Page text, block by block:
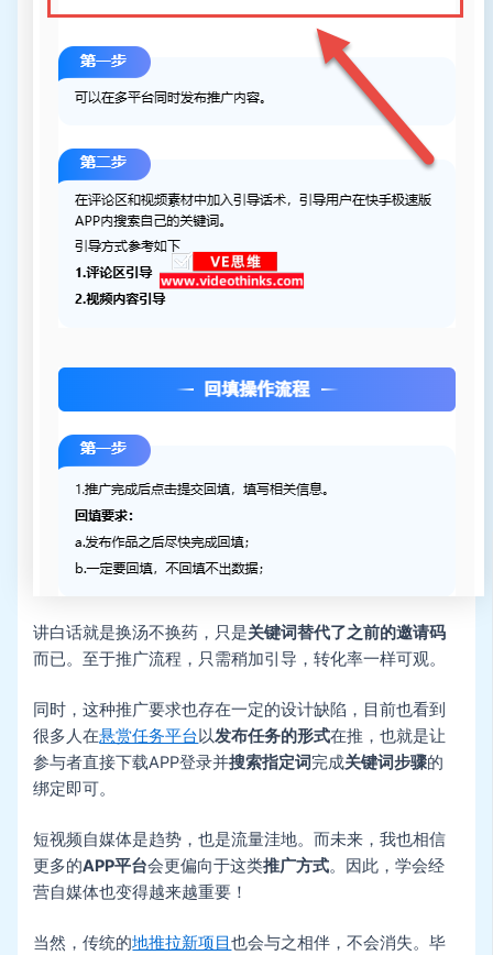
讲白话就是换汤不换药，只是关键词替代了之前的邀请码
而已。至于推广流程，只需稍加引导，转化率一样可观。
同时，这种推广要求也存在一定的设计缺陷，目前也看到
很多人在悬赏任务平台以发布任务的形式在推，也就是让
参与者直接下载APP登录并搜索指定词完成关键词步骤的
绑定即可。
短视频自媒体是趋势，也是流量洼地。而未来，我也相信
更多的APP平台会更偏向于这类推广方式。因此，学会经
营自媒体也变得越来越重要！
当然，传统的地推拉新项目也会与之相伴，不会消失。毕